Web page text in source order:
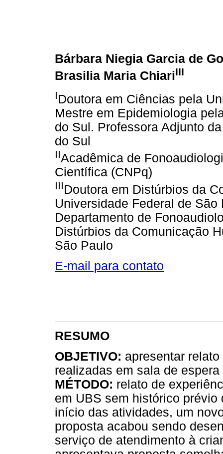
Bárbara Niegia Garcia de
Brasilia Maria ChiariIII
IDoutora em Ciências pela
Mestre em Epidemiologia
do Sul. Professora Adjunto
do Sul
IIAcadêmica de
Científica (CNPq)
IIIDoutora em Distúrbios da
Universidade Federal de
Departamento de
Distúrbios da Comunicação
São Paulo
E-mail para contato
RESUMO
OBJETIVO: apresentar
realizadas em sala de
MÉTODO: relato de
em UBS sem histórico
início das atividades, um
proposta acabou sendo
serviço de atendimento à